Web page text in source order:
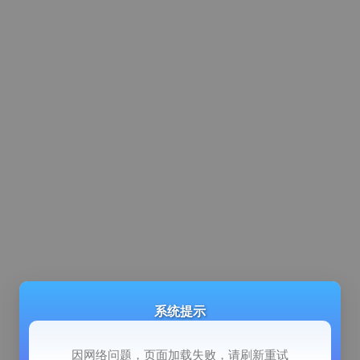
系统提示
因网络问题，页面加载失败，请刷新重试